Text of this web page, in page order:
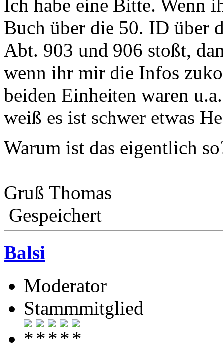
Ich habe eine Bitte. Wenn
Buch über die 50. ID über
Abt. 903 und 906 stoßt,
wenn ihr mir die Infos
beiden Einheiten waren
weiß es ist schwer etwas
Warum ist das eigentlich
Gruß Thomas
Gespeichert
Balsi
Moderator
Stammmitglied